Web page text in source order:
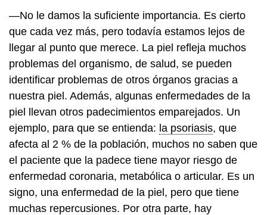
—No le damos la suficiente importancia. Es cierto
que cada vez más, pero todavía estamos lejos de
llegar al punto que merece. La piel refleja muchos
problemas del organismo, de salud, se pueden
identificar problemas de otros órganos gracias a
nuestra piel. Además, algunas enfermedades de la
piel llevan otros padecimientos emparejados. Un
ejemplo, para que se entienda: la psoriasis, que
afecta al 2 % de la población, muchos no saben que
el paciente que la padece tiene mayor riesgo de
enfermedad coronaria, metabólica o articular. Es un
signo, una enfermedad de la piel, pero que tiene
muchas repercusiones. Por otra parte, hay